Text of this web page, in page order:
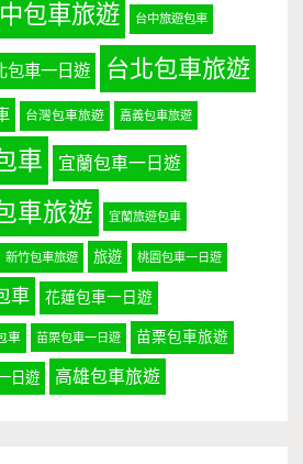
包車旅遊 台中旅遊包車
包車一日遊 台北包車旅遊
台灣包車旅遊 嘉義包車旅遊
車 宜蘭包車一日遊
車旅遊 宜蘭旅遊包車
新竹包車旅遊 旅遊 桃園包車一日遊
車 花蓮包車一日遊
車 苗栗包車一日遊 苗栗包車旅遊
日遊 高雄包車旅遊